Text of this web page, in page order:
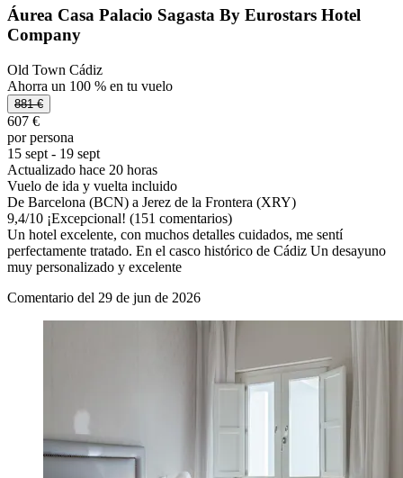
Áurea Casa Palacio Sagasta By Eurostars Hotel
Company
Old Town Cádiz
Ahorra un 100 % en tu vuelo
881 €
607 €
por persona
15 sept - 19 sept
Actualizado hace 20 horas
Vuelo de ida y vuelta incluido
De Barcelona (BCN) a Jerez de la Frontera (XRY)
9,4/10 ¡Excepcional! (151 comentarios)
Un hotel excelente, con muchos detalles cuidados, me sentí
perfectamente tratado. En el casco histórico de Cádiz Un desayuno
muy personalizado y excelente
Comentario del 29 de jun de 2026